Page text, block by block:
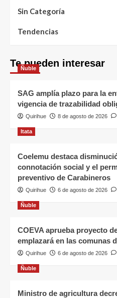
Sin Categoría
Tendencias
Te pueden interesar
Ñuble
SAG amplía plazo para la
vigencia de trazabilidad
Quirihue 8 de agosto de 2026
Itata
Coelemu destaca
connotación social y el
preventivo de Carabineros
Quirihue 6 de agosto de 2026
Ñuble
COEVA aprueba proyecto
emplazará en las comunas
Quirihue 6 de agosto de 2026
Ñuble
Ministro de agricultura